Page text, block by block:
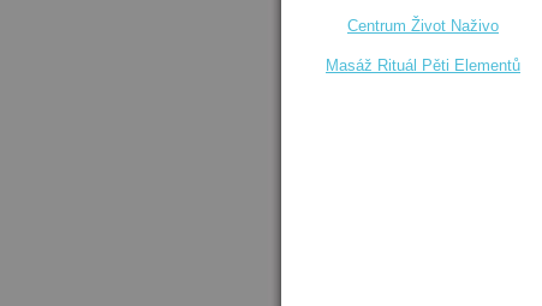
Centrum Život Naživo
Masáž Rituál Pěti Elementů